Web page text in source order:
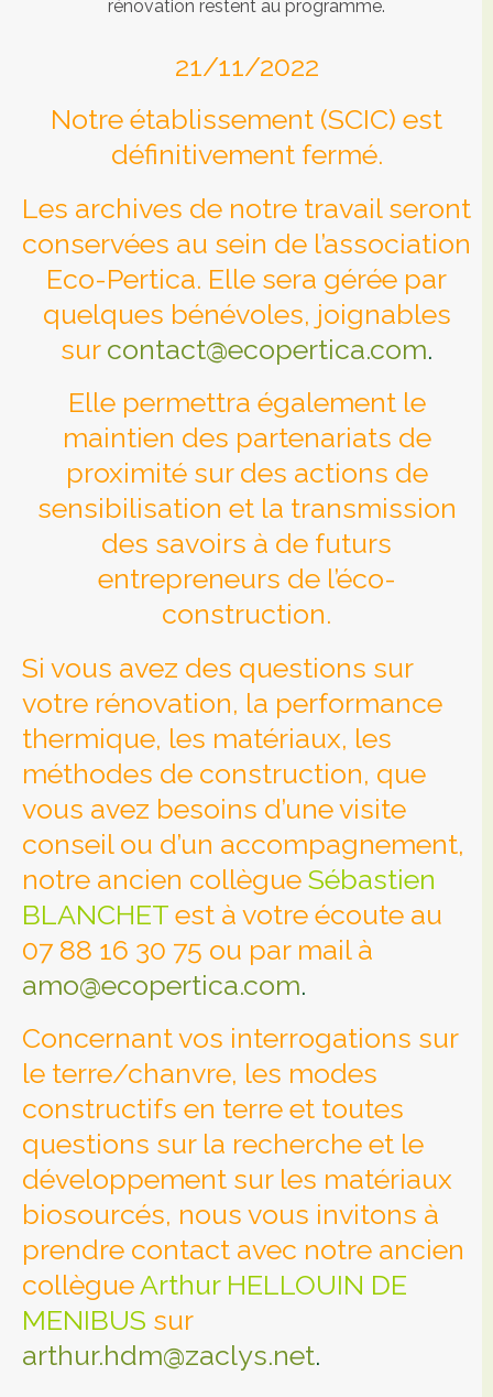
rénovation restent au programme.
21/11/2022
Notre établissement (SCIC) est
définitivement fermé.
Les archives de notre travail seront
conservées au sein de l’association
Eco-Pertica. Elle sera gérée par
quelques bénévoles, joignables
sur contact@ecopertica.com.
Elle permettra également le
maintien des partenariats de
proximité sur des actions de
sensibilisation et la transmission
des savoirs à de futurs
entrepreneurs de l’éco-
construction.
Si vous avez des questions sur
votre rénovation, la performance
thermique, les matériaux, les
méthodes de construction, que
vous avez besoins d’une visite
conseil ou d’un accompagnement,
notre ancien collègue Sébastien
BLANCHET est à votre écoute au
07 88 16 30 75 ou par mail à
amo@ecopertica.com.
Concernant vos interrogations sur
le terre/chanvre, les modes
constructifs en terre et toutes
questions sur la recherche et le
développement sur les matériaux
biosourcés, nous vous invitons à
prendre contact avec notre ancien
collègueArthur HELLOUIN DE
MENIBUS sur
arthur.hdm@zaclys.net.